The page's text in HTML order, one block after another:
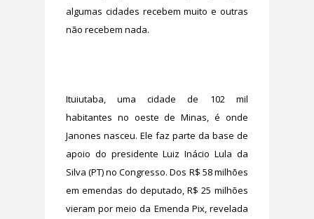
algumas cidades recebem muito e outras
não recebem nada.
Ituiutaba, uma cidade de 102 mil
habitantes no oeste de Minas, é onde
Janones nasceu. Ele faz parte da base de
apoio do presidente Luiz Inácio Lula da
Silva (PT) no Congresso. Dos R$ 58 milhões
em emendas do deputado, R$ 25 milhões
vieram por meio da Emenda Pix, revelada